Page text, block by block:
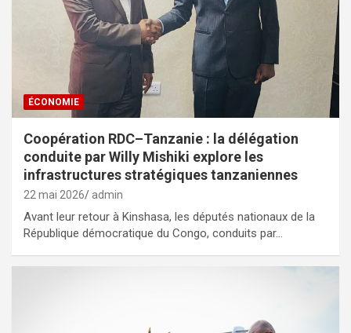
ÉCONOMIE
Coopération RDC–Tanzanie : la délégation
conduite par Willy Mishiki explore les
infrastructures stratégiques tanzaniennes
22 mai 2026 admin
Avant leur retour à Kinshasa, les députés nationaux de la
République démocratique du Congo, conduits par…